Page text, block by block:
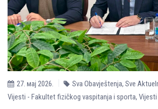
27. мај 2026. Sva Obavještenja, Sve
Vijesti - Fakultet fizičkog vaspitanja i sporta,